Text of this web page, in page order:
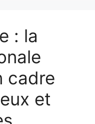
: la
cadre
et